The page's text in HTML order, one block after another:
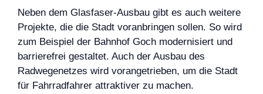
Neben dem Glasfaser-Ausbau gibt es auch weitere
Projekte, die die Stadt voranbringen sollen. So wird
zum Beispiel der Bahnhof Goch modernisiert und
barrierefrei gestaltet. Auch der Ausbau des
Radwegenetzes wird vorangetrieben, um die Stadt
für Fahrradfahrer attraktiver zu machen.